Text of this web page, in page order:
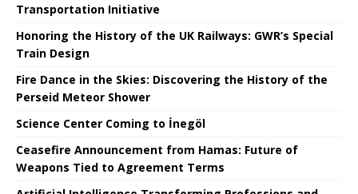
Transportation Initiative
Honoring the History of the UK Railways: GWR’s Special
Train Design
Fire Dance in the Skies: Discovering the History of the
Perseid Meteor Shower
Science Center Coming to İnegöl
Ceasefire Announcement from Hamas: Future of
Weapons Tied to Agreement Terms